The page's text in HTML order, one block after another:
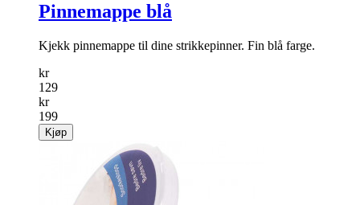
Pinnemappe blå
Kjekk pinnemappe til dine strikkepinner. Fin blå farge.
kr
129
kr
199
Kjøp